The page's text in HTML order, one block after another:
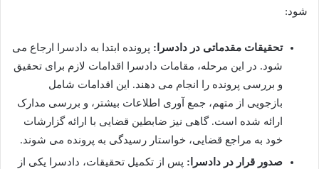
شود:
تحقیقات مقدماتی در دادسرا: پرونده ابتدا به دادسرا ارجاع می
شود. در این مرحله، مقامات دادسرا اقدامات لازم برای تحقیق
و بررسی پرونده را انجام می دهند. این اقدامات شامل
بازجویی از متهم، جمع آوری اطلاعات بیشتر، و بررسی مدارک
ارائه شده است. گاهی نیز ضابطین قضایی با ارائه گزارشات
خود به مراجع قضایی، خواستار رسیدگی به پرونده می شوند.
صدور قرار در دادسرا: پس از تکمیل تحقیقات، دادسرا یکی از